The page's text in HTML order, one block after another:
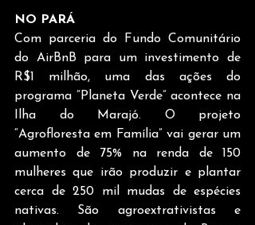
NO PARÁ
Com parceria do Fundo Comunitário
do AirBnB para um investimento de
R$1 milhão, uma das ações do
programa “Planeta Verde” acontece na
Ilha do Marajó. O projeto
“Agrofloresta em Família” vai gerar um
aumento de 75% na renda de 150
mulheres que irão produzir e plantar
cerca de 250 mil mudas de espécies
nativas. São agroextrativistas e